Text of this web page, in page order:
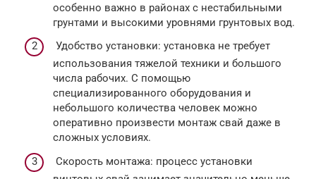
особенно важно в районах с нестабильными
грунтами и высокими уровнями грунтовых вод.
Удобство установки: установка не требует
использования тяжелой техники и большого
числа рабочих. С помощью
специализированного оборудования и
небольшого количества человек можно
оперативно произвести монтаж свай даже в
сложных условиях.
Скорость монтажа: процесс установки